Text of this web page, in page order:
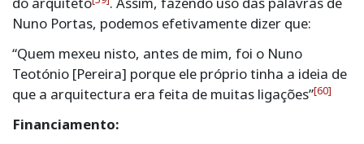
Nuno Portas, podemos efetivamente dizer que:
“Quem mexeu nisto, antes de mim, foi o Nuno
Teotónio [Pereira] porque ele próprio tinha a ideia de
que a arquitectura era feita de muitas ligações”[60]
Financiamento: